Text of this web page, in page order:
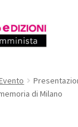
di Milano